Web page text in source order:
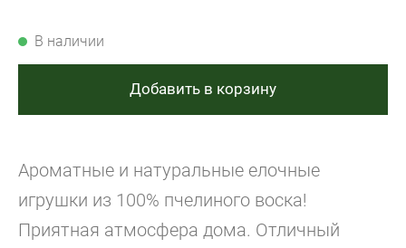
В наличии
Добавить в корзину
Ароматные и натуральные елочные
игрушки из 100% пчелиного воска!
Приятная атмосфера дома. Отличный